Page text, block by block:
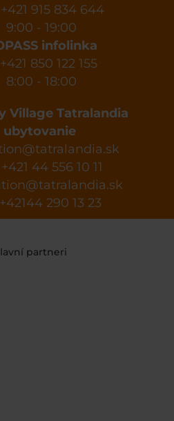
915 834 644
9:00 - 19:00
infolinka
850 122 155
8:00 - 18:00
Village Tatralandia
ubytovanie
44 556 10 11
290 13 23
partneri